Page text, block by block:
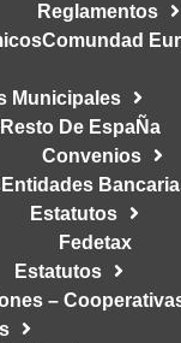
Reglamentos
Comundad
Municipales
Resto De EspaÑa
Convenios
Entidades
Estatutos
Fedetax
Estatutos
–